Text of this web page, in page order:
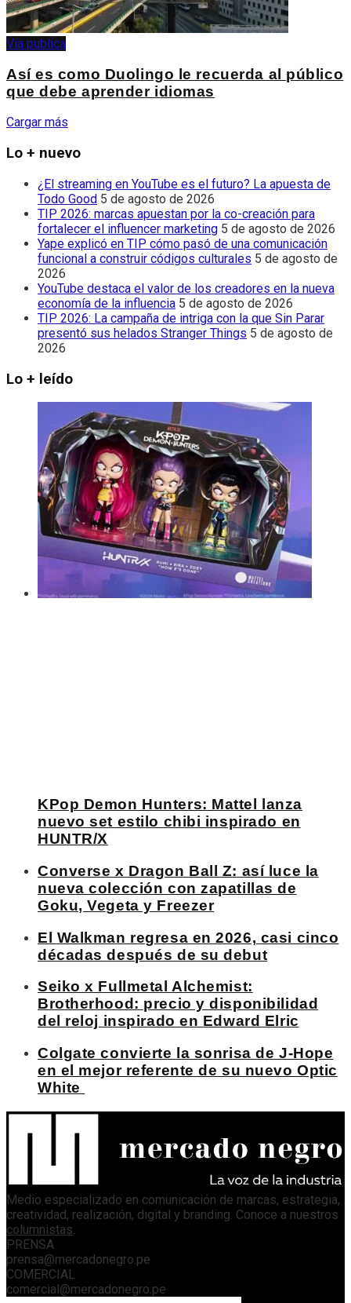
Vía publica
Así es como Duolingo le recuerda al público
que debe aprender idiomas
Cargar más
Lo + nuevo
¿El streaming en YouTube es el futuro? La apuesta de
Todo Good 5 de agosto de 2026
TIP 2026: marcas apuestan por la co-creación para
fortalecer el influencer marketing 5 de agosto de 2026
Yape explicó en TIP cómo pasó de una comunicación
funcional a construir códigos culturales 5 de agosto de
2026
YouTube destaca el valor de los creadores en la nueva
economía de la influencia 5 de agosto de 2026
TIP 2026: La campaña de intriga con la que Sin Parar
presentó sus helados Stranger Things 5 de agosto de
2026
Lo + leído
KPop Demon Hunters: Mattel lanza
nuevo set estilo chibi inspirado en
HUNTR/X
Converse x Dragon Ball Z: así luce la
nueva colección con zapatillas de
Goku, Vegeta y Freezer
El Walkman regresa en 2026, casi cinco
décadas después de su debut
Seiko x Fullmetal Alchemist:
Brotherhood: precio y disponibilidad
del reloj inspirado en Edward Elric
Colgate convierte la sonrisa de J-Hope
en el mejor referente de su nuevo Optic
White
Medio especializado en comunicación de marcas, estrategia,
creatividad, realización, digital y branding. Conoce a nuestros
columnistas.
PRENSA
prensa@mercadonegro.pe
COMERCIAL
comercial@mercadonegro.pe